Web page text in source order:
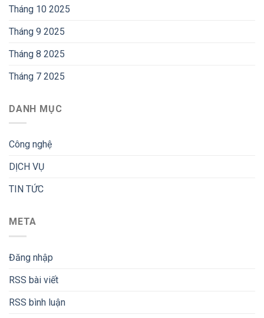
Tháng 10 2025
Tháng 9 2025
Tháng 8 2025
Tháng 7 2025
DANH MỤC
Công nghệ
DỊCH VỤ
TIN TỨC
META
Đăng nhập
RSS bài viết
RSS bình luận